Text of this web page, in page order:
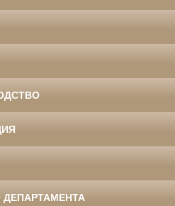
ДЕПАРТАМЕНТА